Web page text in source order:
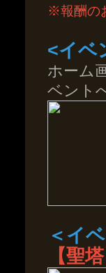
※報酬の
<イベ
ホーム
ベント
＜イ
【聖塔